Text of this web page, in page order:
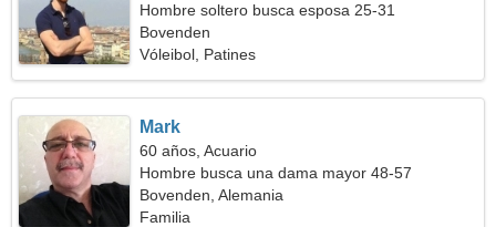
Hombre soltero busca esposa 25-31
Bovenden
Vóleibol, Patines
Mark
60 años, Acuario
Hombre busca una dama mayor 48-57
Bovenden, Alemania
Familia